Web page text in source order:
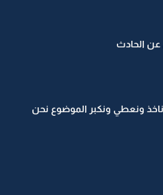
عن الحادث
ونعطي ونكبر الموضوع نحن